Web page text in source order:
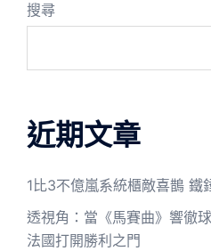
搜尋
近期文章
1比3不億嵐系統櫃敵喜鵲 鐵
透視角：當《馬賽曲》響徹
法國打開勝利之門